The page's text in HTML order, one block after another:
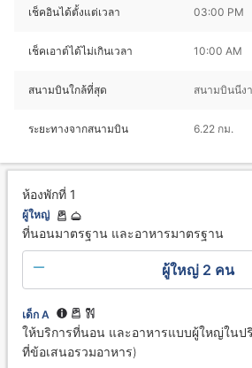
เช็คอินได้ตั้งแต่เวลา 03:00 PM
เช็คเอาต์ได้ไม่เกินเวลา 10:00 AM
สนามบินใกล้ที่สุด สนามบินนีง
ระยะทางจากสนามบิน 6.22 กม.
ห้องพักที่ 1
ผู้ใหญ่
ที่นอนมาตรฐาน และอาหารมาตรฐาน
ผู้ใหญ่ 2 คน
เด็ก A
ให้บริการที่นอน และอาหารแบบผู้ใหญ่ใน
ที่ข้อเสนอรวมอาหาร)